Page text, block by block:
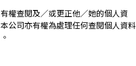
權查閱及／或更正他／她的個人資
公司亦有權為處理任何查閱個人資料